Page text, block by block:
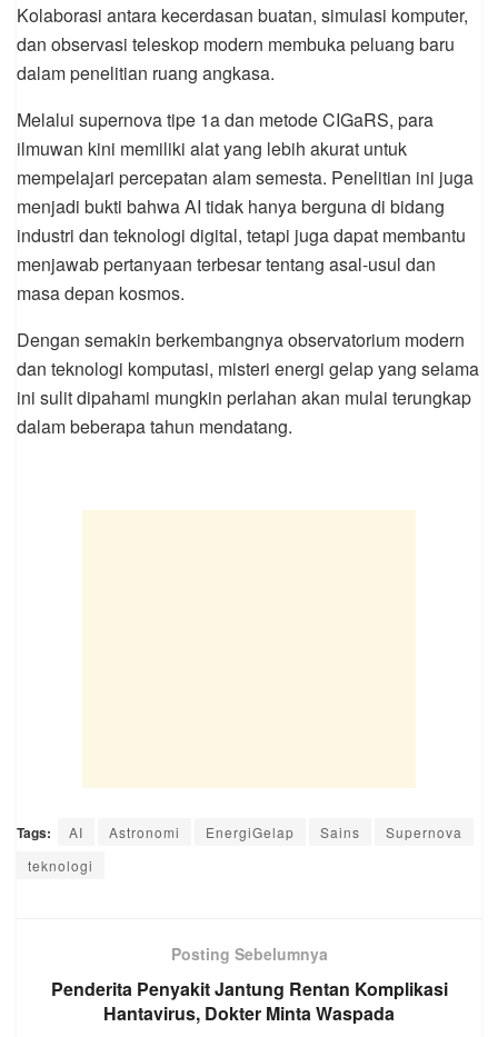
Kolaborasi antara kecerdasan buatan, simulasi komputer,
dan observasi teleskop modern membuka peluang baru
dalam penelitian ruang angkasa.
Melalui supernova tipe 1a dan metode CIGaRS, para
ilmuwan kini memiliki alat yang lebih akurat untuk
mempelajari percepatan alam semesta. Penelitian ini juga
menjadi bukti bahwa AI tidak hanya berguna di bidang
industri dan teknologi digital, tetapi juga dapat membantu
menjawab pertanyaan terbesar tentang asal-usul dan
masa depan kosmos.
Dengan semakin berkembangnya observatorium modern
dan teknologi komputasi, misteri energi gelap yang selama
ini sulit dipahami mungkin perlahan akan mulai terungkap
dalam beberapa tahun mendatang.
Tags: AI Astronomi EnergiGelap Sains
Supernova
teknologi
Posting Sebelumnya
Penderita Penyakit Jantung Rentan Komplikasi
Hantavirus, Dokter Minta Waspada